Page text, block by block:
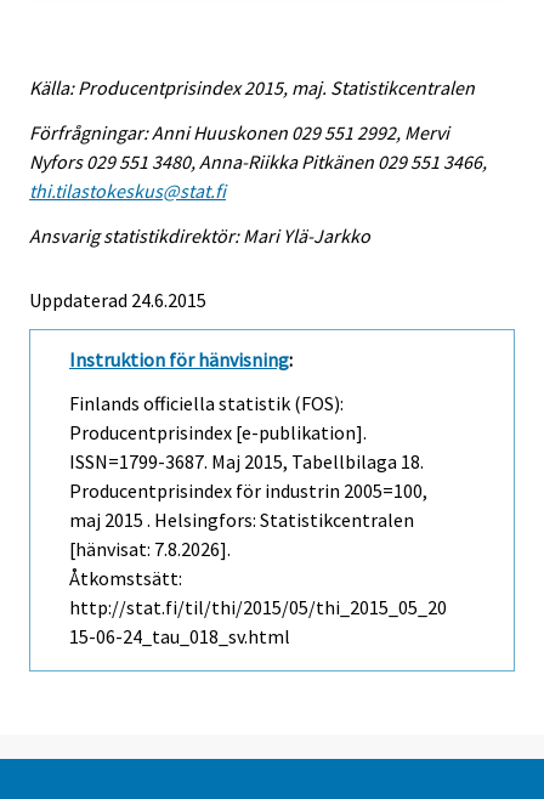
Källa: Producentprisindex 2015, maj. Statistikcentralen
Förfrågningar: Anni Huuskonen 029 551 2992, Mervi
Nyfors 029 551 3480, Anna-Riikka Pitkänen 029 551 3466,
thi.tilastokeskus@stat.fi
Ansvarig statistikdirektör: Mari Ylä-Jarkko
Uppdaterad 24.6.2015
Instruktion för hänvisning:
Finlands officiella statistik (FOS):
Producentprisindex [e-publikation].
ISSN=1799-3687. Maj 2015, Tabellbilaga 18.
Producentprisindex för industrin 2005=100,
maj 2015 . Helsingfors: Statistikcentralen
[hänvisat: 7.8.2026].
Åtkomstsätt:
http://stat.fi/til/thi/2015/05/thi_2015_05_20
15-06-24_tau_018_sv.html